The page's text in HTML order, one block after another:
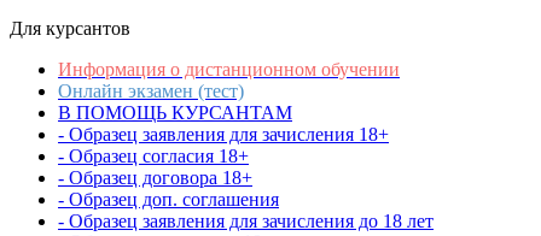
Для курсантов
Информация о дистанционном обучении
Онлайн экзамен (тест)
В ПОМОЩЬ КУРСАНТАМ
- Образец заявления для зачисления 18+
- Образец согласия 18+
- Образец договора 18+
- Образец доп. соглашения
- Образец заявления для зачисления до 18 лет